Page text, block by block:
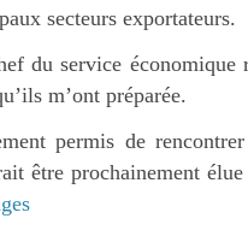
secteurs exportateurs.
du service économique
m’ont préparée.
permis de
être prochainement